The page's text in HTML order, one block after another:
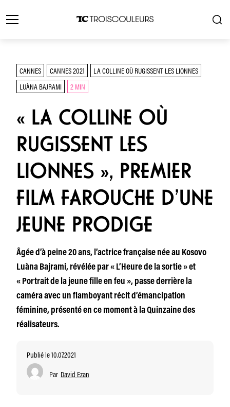
CANNES CANNES 2021
LA COLLINE OÙ RUGISSENT LES LIONNES
LUÀNA BAJRAMI
2 MIN
« LA COLLINE OÙ
RUGISSENT LES
LIONNES », PREMIER
FILM FAROUCHE D’UNE
JEUNE PRODIGE
Âgée d’à peine 20 ans, l’actrice française née au Kosovo
Luàna Bajrami, révélée par « L’Heure de la sortie » et
« Portrait de la jeune fille en feu », passe derrière la
caméra avec un flamboyant récit d’émancipation
féminine, présenté en ce moment à la Quinzaine des
réalisateurs.
Publié le 10.07.2021
Par David Ezan